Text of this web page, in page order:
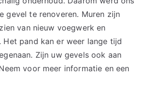
gevel te renoveren. Muren zijn
van nieuw voegwerk en
Het pand kan er weer lange tijd
Zijn uw gevels ook aan
voor meer informatie en een